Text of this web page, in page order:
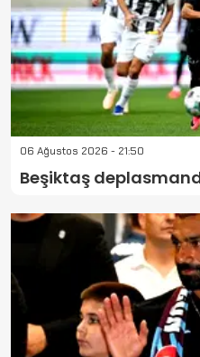
06 Ağustos 2026 - 21:50
Beşiktaş